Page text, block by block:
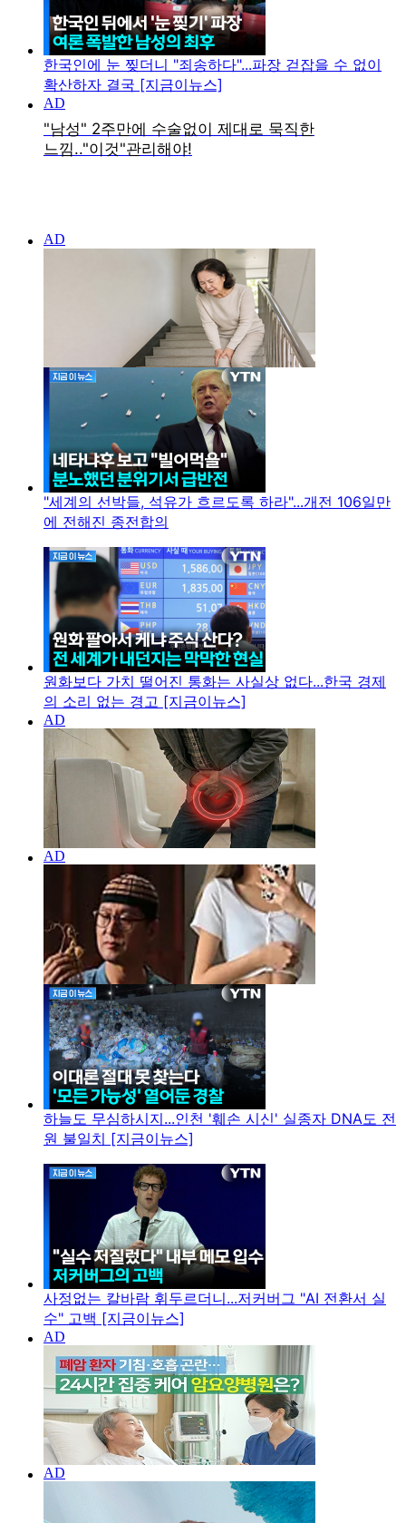
한국인에 눈 찢더니 "죄송하다"...파장 걷잡을 수 없이
확산하자 결국 [지금이뉴스]
"세계의 선박들, 석유가 흐르도록 하라"...개전 106일만
에 전해진 종전합의
원화보다 가치 떨어진 통화는 사실상 없다...한국 경제
의 소리 없는 경고 [지금이뉴스]
하늘도 무심하시지...인천 '훼손 시신' 실종자 DNA도 전
원 불일치 [지금이뉴스]
사정없는 칼바람 휘두르더니...저커버그 "AI 전환서 실
수" 고백 [지금이뉴스]